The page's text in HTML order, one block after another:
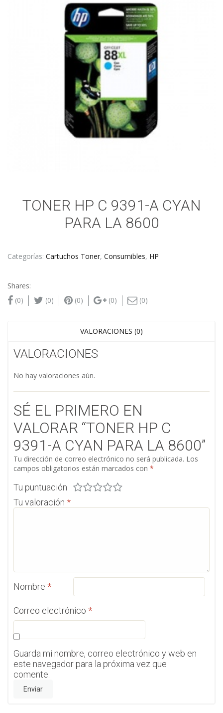
TONER HP C 9391-A CYAN
PARA LA 8600
Categorías: Cartuchos Toner, Consumibles, HP
Shares:
(0)
(0) (0) (0) (0)
VALORACIONES (0)
VALORACIONES
No hay valoraciones aún.
SÉ EL PRIMERO EN
VALORAR “TONER HP C
9391-A CYAN PARA LA 8600”
Tu dirección de correo electrónico no será publicada. Los
campos obligatorios están marcados con *
Tu puntuación
Tu valoración *
Nombre *
Correo electrónico *
Guarda mi nombre, correo electrónico y web en
este navegador para la próxima vez que
comente.